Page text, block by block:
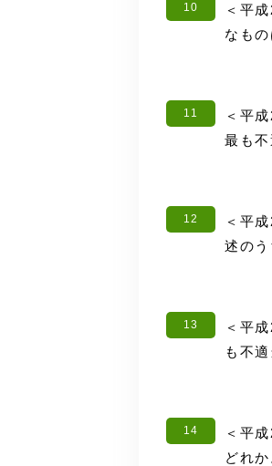
10
＜平
なもの
11
＜平
最も不
12
＜平
述のう
13
＜平
も不
14
＜平
どれか